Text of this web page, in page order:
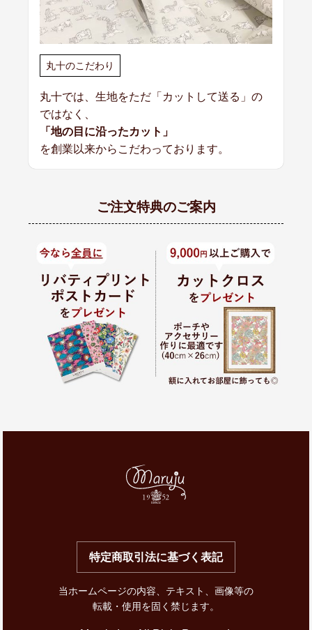
丸十のこだわり
丸十では、生地をただ「カットして送る」の
ではなく、
「地の目に沿ったカット」
を創業以来からこだわっております。
ご注文特典のご案内
特定商取引法に基づく表記
当ホームページの内容、テキスト、画像等の
転載・使用を固く禁じます。